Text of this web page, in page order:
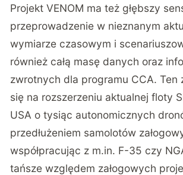
Projekt VENOM ma też głębszy
przeprowadzenie w nieznanym
wymiarze czasowym i
również całą masę danych oraz
zwrotnych dla programu CCA. Ten
się na rozszerzeniu aktualnej floty
USA o tysiąc autonomicznych
przedłużeniem samolotów
współpracując z m.in. F-35 czy
tańsze względem załogowych